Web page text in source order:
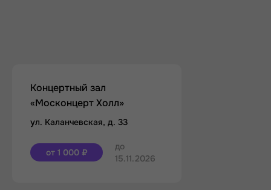
Концертный зал
«Москонцерт Холл»
ул. Каланчевская, д. 33
от 1 000 ₽
до
15.11.2026